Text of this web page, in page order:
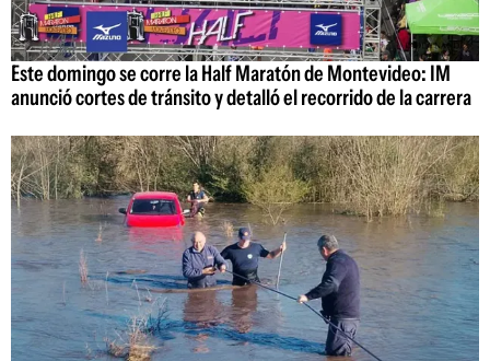
Este domingo se corre la Half Maratón de Montevideo: IM
anunció cortes de tránsito y detalló el recorrido de la carrera